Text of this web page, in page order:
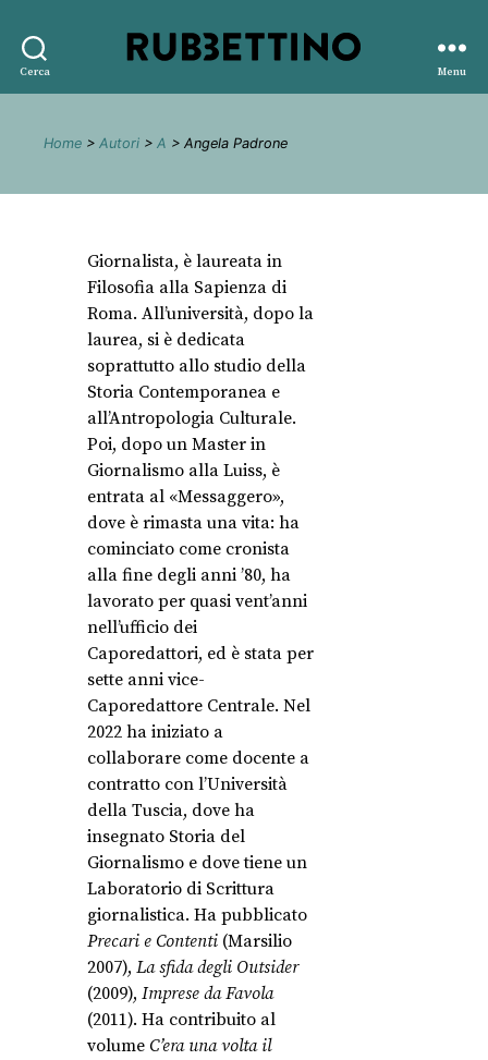
Cerca
editore
Menu
Home > Autori > A > Angela Padrone
Giornalista, è laureata in
Filosofia alla Sapienza di
Roma. All’università, dopo la
laurea, si è dedicata
soprattutto allo studio della
Storia Contemporanea e
all’Antropologia Culturale.
Poi, dopo un Master in
Giornalismo alla Luiss, è
entrata al «Messaggero»,
dove è rimasta una vita: ha
cominciato come cronista
alla fine degli anni ’80, ha
lavorato per quasi vent’anni
nell’ufficio dei
Caporedattori, ed è stata per
sette anni vice-
Caporedattore Centrale. Nel
2022 ha iniziato a
collaborare come docente a
contratto con l’Università
della Tuscia, dove ha
insegnato Storia del
Giornalismo e dove tiene un
Laboratorio di Scrittura
giornalistica. Ha pubblicato
Precari e Contenti (Marsilio
2007), La sfida degli Outsider
(2009), Imprese da Favola
(2011). Ha contribuito al
volume C’era una volta il